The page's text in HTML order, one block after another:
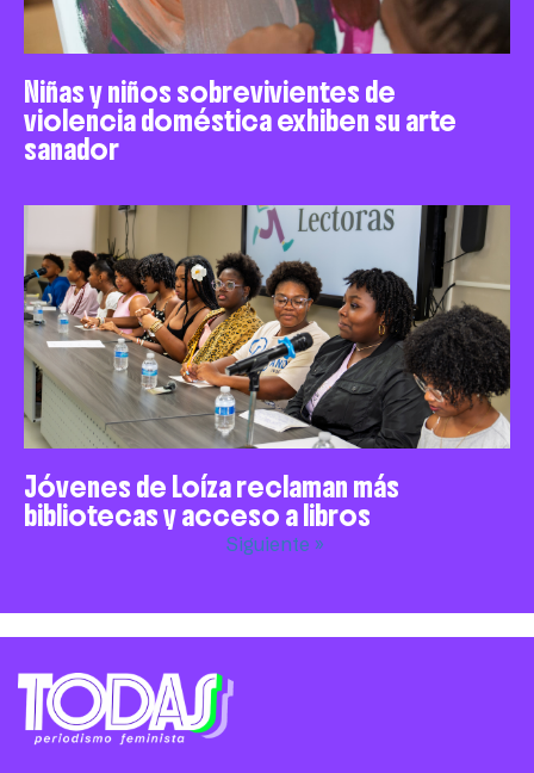
Niñas y niños sobrevivientes de
violencia doméstica exhiben su arte
sanador
Jóvenes de Loíza reclaman más
bibliotecas y acceso a libros
Siguiente »